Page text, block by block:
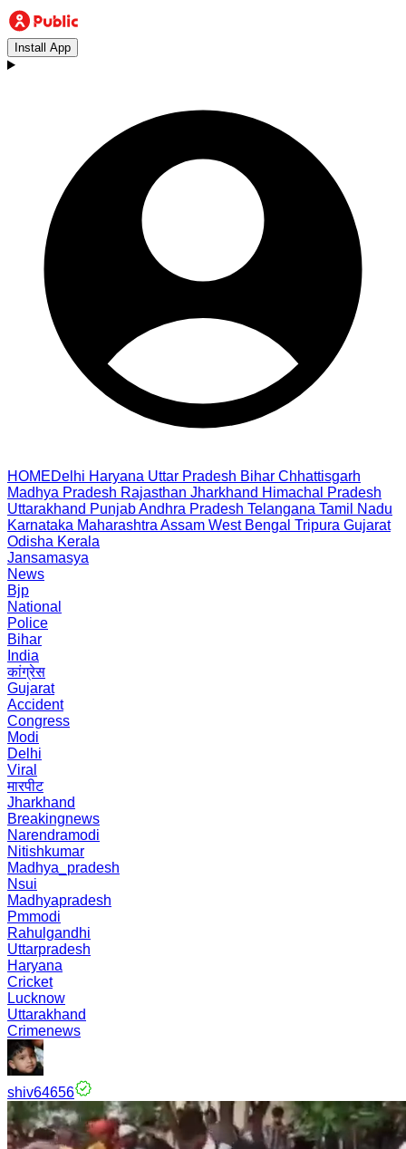
Install App
HOMEDelhi Haryana Uttar Pradesh Bihar Chhattisgarh
Madhya Pradesh Rajasthan Jharkhand Himachal Pradesh
Uttarakhand PunjabAndhra Pradesh Telangana Tamil Nadu
Karnataka Maharashtra Assam West Bengal Tripura Gujarat
Odisha Kerala
Jansamasya
News
Bjp
National
Police
Bihar
India
कांग्रेस
Gujarat
Accident
Congress
Modi
Delhi
Viral
मारपीट
Jharkhand
Breakingnews
Narendramodi
Nitishkumar
Madhya_pradesh
Nsui
Madhyapradesh
Pmmodi
Rahulgandhi
Uttarpradesh
Haryana
Cricket
Lucknow
Uttarakhand
Crimenews
shiv64656